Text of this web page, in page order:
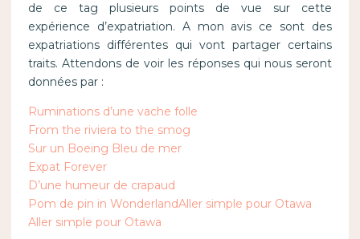
de ce tag plusieurs points de vue sur cette
expérience d’expatriation. A mon avis ce sont des
expatriations différentes qui vont partager certains
traits. Attendons de voir les réponses qui nous seront
données par :
Ruminations d’une vache folle
From the riviera to the smog
Sur un Boeing Bleu de mer
Expat Forever
D’une humeur de crapaud
Pom de pin in WonderlandAller simple pour Otawa
Aller simple pour Otawa